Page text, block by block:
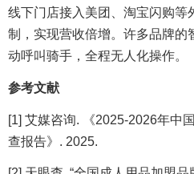
线下门店接入美团、淘宝闪购等
制，实现营收倍增。许多品牌的
动呼叫骑手，全程无人化操作。
参考文献
[1] 艾媒咨询. 《2025-2026年中
查报告》. 2025.